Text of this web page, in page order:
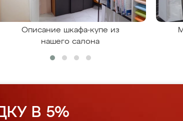
Описание шкафа-купе из
нашего салона
В 5%